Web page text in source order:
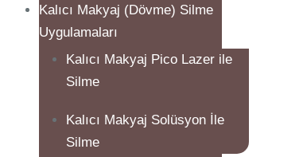
Kalıcı Makyaj (Dövme) Silme
Uygulamaları
Kalıcı Makyaj Pico Lazer ile
Silme
Kalıcı Makyaj Solüsyon İle
Silme